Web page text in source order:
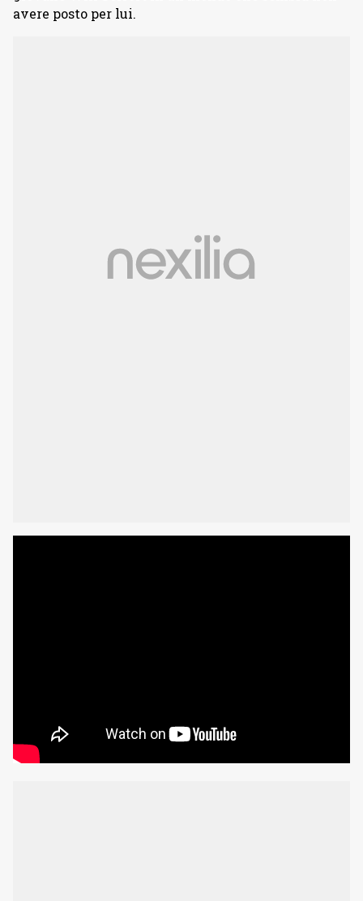
avere posto per lui.